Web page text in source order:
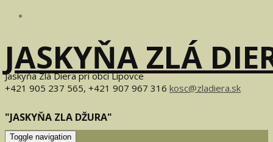
JASKYŇA ZLÁ
Jaskyňa Zlá Diera pri obci Lipovce
+421 905 237 565, +421 907 967 316 kosc@zladiera.sk
"JASKYŇA ZLA DŽURA"
Toggle navigation